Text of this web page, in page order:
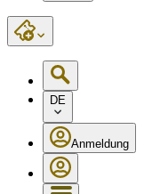
DE
Anmeldung